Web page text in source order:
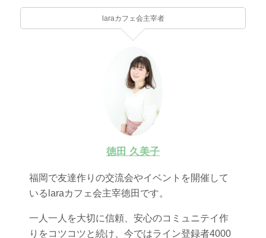
laraカフェ会主宰者
徳田 久美子
福岡で友達作りの交流会やイベントを開催して
いるlaraカフェ会主宰徳田です。
一人一人を大切に信頼、安心のコミュニテイ作
りをコツコツと続け、今ではライン登録者4000